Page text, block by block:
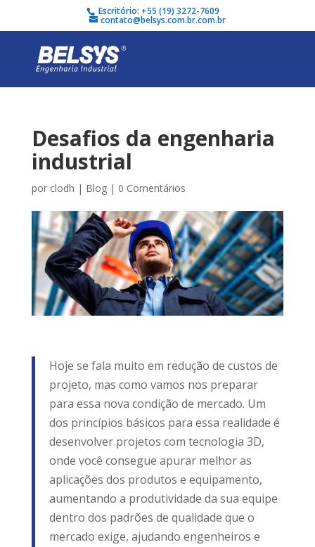
Escritório: +55 (19) 3272-7609
contato@belsys.com.br.com.br
Desafios da engenharia
industrial
por clodh | Blog| 0 Comentários
Hoje se fala muito em redução de custos de
projeto, mas como vamos nos preparar
para essa nova condição de mercado. Um
dos princípios básicos para essa realidade é
desenvolver projetos com tecnologia 3D,
onde você consegue apurar melhor as
aplicações dos produtos e equipamento,
aumentando a produtividade da sua equipe
dentro dos padrões de qualidade que o
mercado exige, ajudando engenheiros e